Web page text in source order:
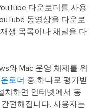
다운로더를 사용
동영상을 다운로
생 목록이나 채널을 다
와 Mac 운영 체제를 위
로더 중 하나로 평가받
치하면 인터넷에서 동
편해집니다. 사용자는